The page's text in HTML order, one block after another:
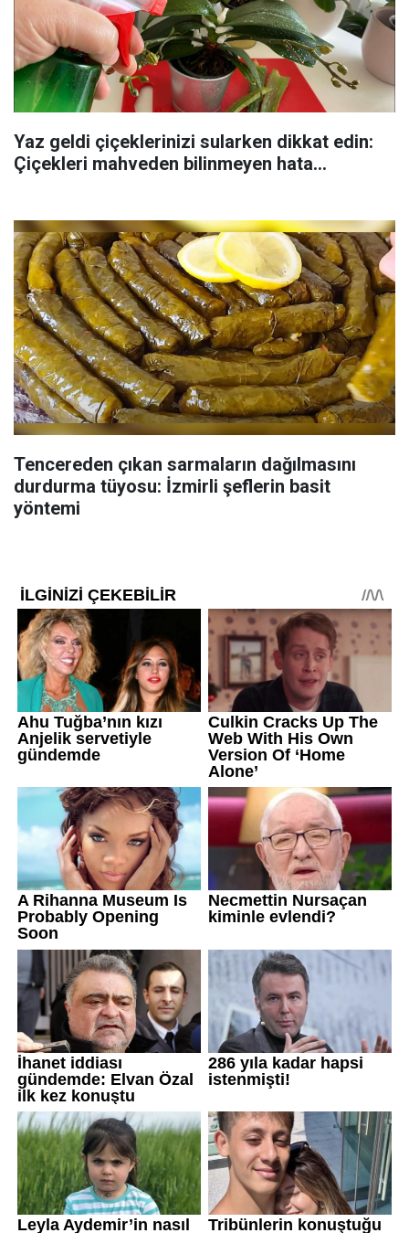
Yaz geldi çiçeklerinizi sularken dikkat edin:
Çiçekleri mahveden bilinmeyen hata...
Tencereden çıkan sarmaların dağılmasını
durdurma tüyosu: İzmirli şeflerin basit
yöntemi